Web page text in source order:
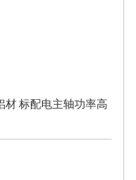
材 标配电主轴功率高